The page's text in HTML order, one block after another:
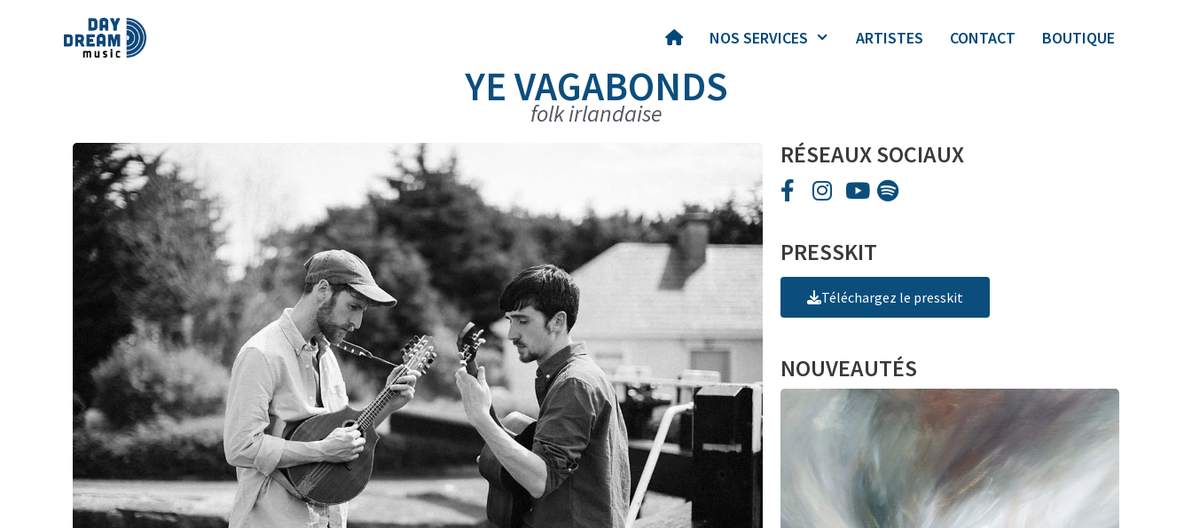
NOS SERVICES ARTISTES CONTACT BOUTIQUE
YE VAGABONDS
folk irlandaise
RÉSEAUX SOCIAUX
PRESSKIT
Téléchargez le presskit
NOUVEAUTÉS